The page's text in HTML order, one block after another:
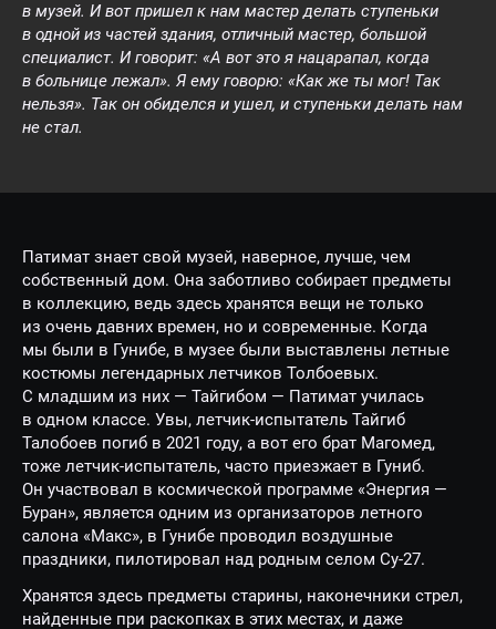
в музей. И вот пришел к нам мастер делать ступеньки
в одной из частей здания, отличный мастер, большой
специалист. И говорит: «А вот это я нацарапал, когда
в больнице лежал». Я ему говорю: «Как же ты мог! Так
нельзя». Так он обиделся и ушел, и ступеньки делать нам
не стал.
Патимат знает свой музей, наверное, лучше, чем
собственный дом. Она заботливо собирает предметы
в коллекцию, ведь здесь хранятся вещи не только
из очень давних времен, но и современные. Когда
мы были в Гунибе, в музее были выставлены летные
костюмы легендарных летчиков Толбоевых.
С младшим из них — Тайгибом — Патимат училась
в одном классе. Увы, летчик-испытатель Тайгиб
Талобоев погиб в 2021 году, а вот его брат Магомед,
тоже летчик-испытатель, часто приезжает в Гуниб.
Он участвовал в космической программе «Энергия —
Буран», является одним из организаторов летного
салона «Макс», в Гунибе проводил воздушные
праздники, пилотировал над родным селом Су-27.
Хранятся здесь предметы старины, наконечники стрел,
найденные при раскопках в этих местах, и даже